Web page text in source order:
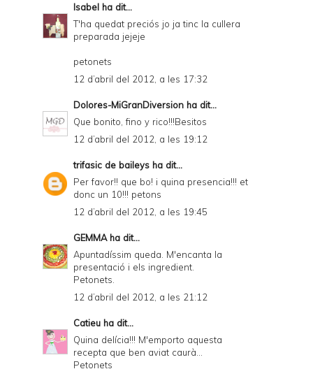
Isabel ha dit...
T'ha quedat preciós jo ja tinc la cullera
preparada jejeje
petonets
12 d’abril del 2012, a les 17:32
Dolores-MiGranDiversion ha dit...
Que bonito, fino y rico!!!Besitos
12 d’abril del 2012, a les 19:12
trifasic de baileys ha dit...
Per favor!! que bo! i quina presencia!!! et
donc un 10!!! petons
12 d’abril del 2012, a les 19:45
GEMMAha dit...
Apuntadíssim queda. M'encanta la
presentació i els ingredient.
Petonets.
12 d’abril del 2012, a les 21:12
Catieu ha dit...
Quina delícia!!! M'emporto aquesta
recepta que ben aviat caurà...
Petonets